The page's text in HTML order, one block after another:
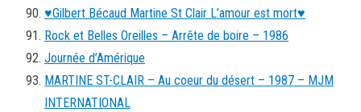
♥Gilbert Bécaud Martine St Clair L’amour est mort♥
Rock et Belles Oreilles – Arrête de boire – 1986
Journée d’Amérique
MARTINE ST-CLAIR – Au coeur du désert – 1987 – MJM
INTERNATIONAL